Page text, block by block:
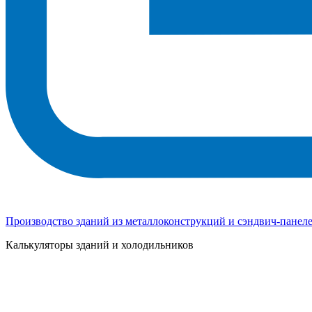
Производство зданий из металлоконструкций и сэндвич-
Калькуляторы зданий и холодильников